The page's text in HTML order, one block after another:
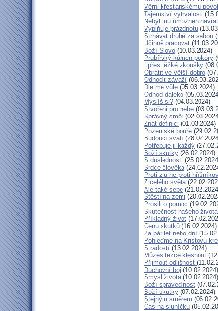
Věrni křesťanskému
Tajemství vytrvalosti
Nebyl mu umožněn návrat
Vyplňuje prázdnotu
Strhávat druhé za sebou
Účinně pracovat
Boží Slovo (10.03.2024)
Prubířský kámen pokory
I přes těžké zkoušky
Obrátit ve větší dobro
Odhodit závaží
Dle mé vůle (05.03.2024)
Odhoď daleko
Myslíš si? (04.03.2024)
Stvořeni pro nebe
Správný směr
Znát definici (01.03.2024)
Pozemské bouře
Budoucí svatí
Potřebuje ji každý
Boží skutky (26.02.2024)
S důsledností
Srdce člověka
Proti zlu ne proti
Z celého světa
Ale také sebe
Štěstí na zemi
Prosili o pomoc
Skutečnost našeho života
Příkladný život
Cenu skutků (16.02.2024)
Za pár let nebo dní
Pohleďme na Kristovu
S radostí (13.02.2024)
Můžeš těžce klesnout
Přijmout odlišnost
Duchovní boj (10.02.2024)
Smysl života(10.02.2024)
Boží spravedlnost
Boží skutky (07.02.2024)
Stejným směrem
Čas na sluníčku